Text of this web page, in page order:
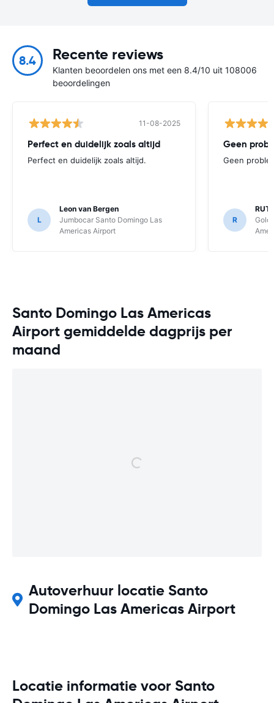
8.4 Recente reviews
Klanten beoordelen ons met een 8.4/10 uit 108006
beoordelingen
11-08-2025
Perfect en duidelijk zoals altijd
Perfect en duidelijk zoals altijd.
L
Leon van Bergen
Jumbocar Santo Domingo Las
Americas Airport
Geen
Geen
R
Santo Domingo Las Americas
Airport gemiddelde dagprijs per
maand
Autoverhuur locatie Santo
Domingo Las Americas Airport
Locatie informatie voor Santo